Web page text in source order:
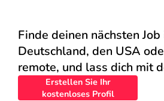
Finde deinen nächsten
Deutschland, den USA
remote, und lass dich mit
Erstellen Sie Ihr
kostenloses Profil